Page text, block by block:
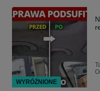
WYRÓŻNIONE